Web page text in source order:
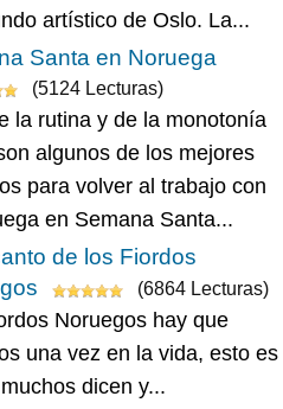
artístico de Oslo. La...
Santa en Noruega
(5124 Lecturas)
la rutina y de la monotonía
algunos de los mejores
para volver al trabajo con
en Semana Santa...
de los Fiordos
(6864 Lecturas)
Noruegos hay que
una vez en la vida, esto es
dicen y...